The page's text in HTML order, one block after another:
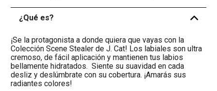
¿Qué es? -
¡Se la protagonista a donde quiera que vayas con la
Colección Scene Stealer de J. Cat! Los labiales son ultra
cremoso, de fácil aplicación y mantienen tus labios
bellamente hidratados. Siente su suavidad en cada
desliz y deslúmbrate con su cobertura. ¡Amarás sus
radiantes colores!